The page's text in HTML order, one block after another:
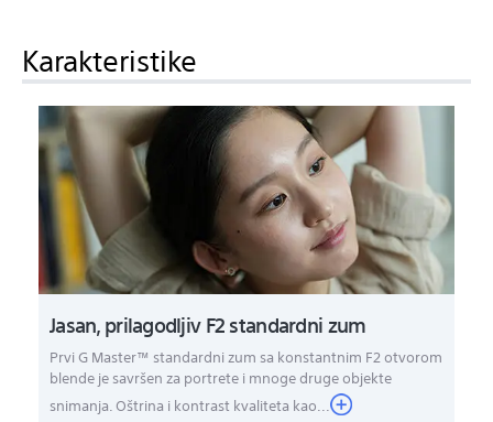
Karakteristike
Jasan, prilagodljiv F2 standardni zum
Prvi G Master™ standardni zum sa konstantnim F2 otvorom
blende je savršen za portrete i mnoge druge objekte
snimanja. Oštrina i kontrast kvaliteta kao...